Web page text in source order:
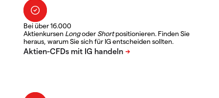
Bei über 16.000
Aktienkursen LongoderShortpositionieren. Finden Sie
heraus, warum Sie sich für IG entscheiden sollten.